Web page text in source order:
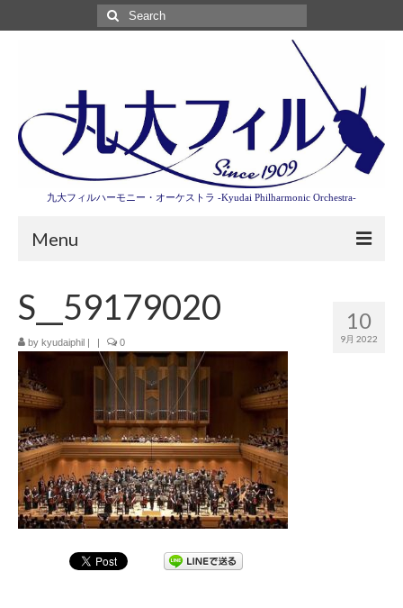
Search
for:
九大フィルハーモニー・オーケストラ -Kyudai Philharmonic Orchestra-
Menu
演奏会情報
卒業記念演奏会2027
九大フィルとは
九大フィルの歴史
ご寄付のお願い
演奏会の歴史
10
9月 2022
S__59179020
by kyudaiphil 0